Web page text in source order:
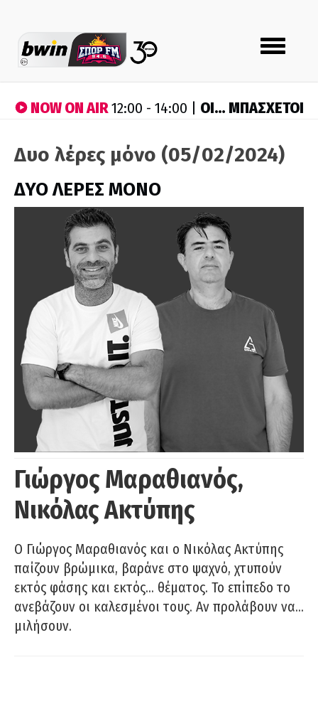
Toggle
navigation
NOW ON AIR12:00 - 14:00 | ΟΙ… ΜΠΑΣΧΕΤΟΙ
Δυο λέρες μόνο (05/02/2024)
ΔΥΟ ΛΕΡΕΣ ΜΟΝΟ
Γιώργος Μαραθιανός,
Νικόλας Ακτύπης
Ο Γιώργος Μαραθιανός και ο Νικόλας Ακτύπης
παίζουν βρώμικα, βαράνε στο ψαχνό, χτυπούν
εκτός φάσης και εκτός… θέματος. Το επίπεδο το
ανεβάζουν οι καλεσμένοι τους. Αν προλάβουν να…
μιλήσουν.